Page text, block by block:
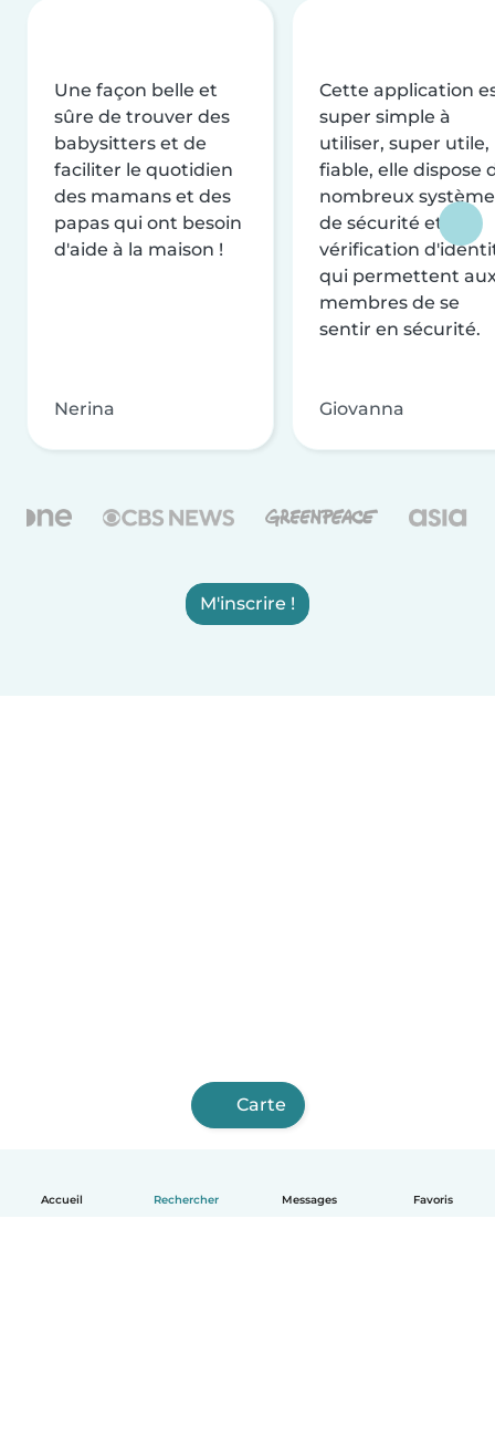
Accueil Rechercher Messages Favoris
Une façon belle et
sûre de trouver des
babysitters et de
faciliter le quotidien
des mamans et des
papas qui ont besoin
d'aide à la maison !
Nerina
Cette application
super simple à
utiliser, super utile,
fiable, elle dispose
nombreux
de sécurité et de
vérification
qui permettent
membres de se
sentir en sécurité.
Giovanna
M'inscrire !
Carte